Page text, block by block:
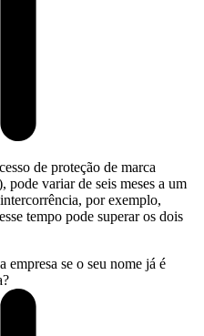
de proteção de marca
pode variar de seis meses a um
por exemplo,
tempo pode superar os dois
empresa se o seu nome já é